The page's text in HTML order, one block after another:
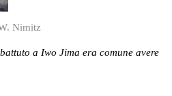
Nimitz
a Iwo Jima era comune avere